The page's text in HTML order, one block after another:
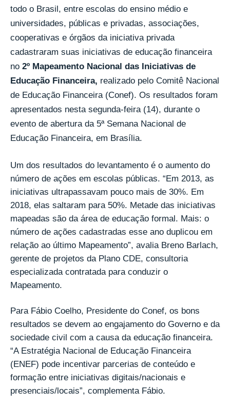
todo o Brasil, entre escolas do ensino médio e
universidades, públicas e privadas, associações,
cooperativas e órgãos da iniciativa privada
cadastraram suas iniciativas de educação financeira
no 2º Mapeamento Nacional das Iniciativas de
Educação Financeira, realizado pelo Comitê Nacional
de Educação Financeira (Conef). Os resultados foram
apresentados nesta segunda-feira (14), durante o
evento de abertura da 5ª Semana Nacional de
Educação Financeira, em Brasília.
Um dos resultados do levantamento é o aumento do
número de ações em escolas públicas. “Em 2013, as
iniciativas ultrapassavam pouco mais de 30%. Em
2018, elas saltaram para 50%. Metade das iniciativas
mapeadas são da área de educação formal. Mais: o
número de ações cadastradas esse ano duplicou em
relação ao último Mapeamento”, avalia Breno Barlach,
gerente de projetos da Plano CDE, consultoria
especializada contratada para conduzir o
Mapeamento.
Para Fábio Coelho, Presidente do Conef, os bons
resultados se devem ao engajamento do Governo e da
sociedade civil com a causa da educação financeira.
“A Estratégia Nacional de Educação Financeira
(ENEF) pode incentivar parcerias de conteúdo e
formação entre iniciativas digitais/nacionais e
presenciais/locais”, complementa Fábio.